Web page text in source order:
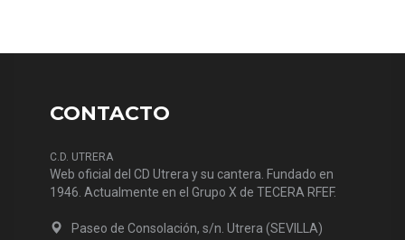
CONTACTO
C.D. UTRERA
Web oficial del CD Utrera y su cantera. Fundado en
1946. Actualmente en el Grupo X de TECERA RFEF.
Paseo de Consolación, s/n. Utrera (SEVILLA)